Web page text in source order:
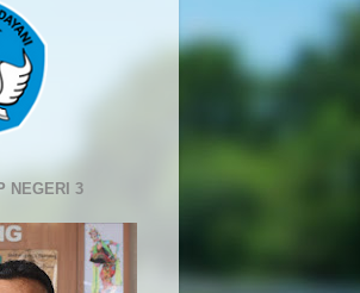
NEGERI 3